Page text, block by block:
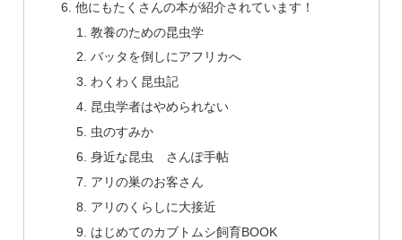
他にもたくさんの本が紹介されています！
教養のための昆虫学
バッタを倒しにアフリカへ
わくわく昆虫記
昆虫学者はやめられない
虫のすみか
身近な昆虫 さんぽ手帖
アリの巣のお客さん
アリのくらしに大接近
はじめてのカブトムシ飼育BOOK